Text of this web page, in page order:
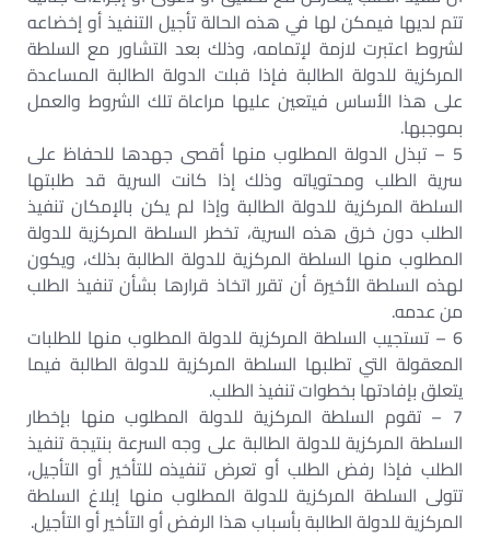
تتم لديها فيمكن لها في هذه الحالة تأجيل التنفيذ أو إخضاعه
لشروط اعتبرت لازمة لإتمامه، وذلك بعد التشاور مع السلطة
المركزية للدولة الطالبة فإذا قبلت الدولة الطالبة المساعدة
على هذا الأساس فيتعين عليها مراعاة تلك الشروط والعمل
بموجبها.
5 – تبذل الدولة المطلوب منها أقصى جهدها للحفاظ على
سرية الطلب ومحتوياته وذلك إذا كانت السرية قد طلبتها
السلطة المركزية للدولة الطالبة وإذا لم يكن بالإمكان تنفيذ
الطلب دون خرق هذه السرية، تخطر السلطة المركزية للدولة
المطلوب منها السلطة المركزية للدولة الطالبة بذلك، ويكون
لهذه السلطة الأخيرة أن تقرر اتخاذ قرارها بشأن تنفيذ الطلب
من عدمه.
6 – تستجيب السلطة المركزية للدولة المطلوب منها للطلبات
المعقولة التي تطلبها السلطة المركزية للدولة الطالبة فيما
يتعلق بإفادتها بخطوات تنفيذ الطلب.
7 – تقوم السلطة المركزية للدولة المطلوب منها بإخطار
السلطة المركزية للدولة الطالبة على وجه السرعة بنتيجة تنفيذ
الطلب فإذا رفض الطلب أو تعرض تنفيذه للتأخير أو التأجيل،
تتولى السلطة المركزية للدولة المطلوب منها إبلاغ السلطة
المركزية للدولة الطالبة بأسباب هذا الرفض أو التأخير أو التأجيل.